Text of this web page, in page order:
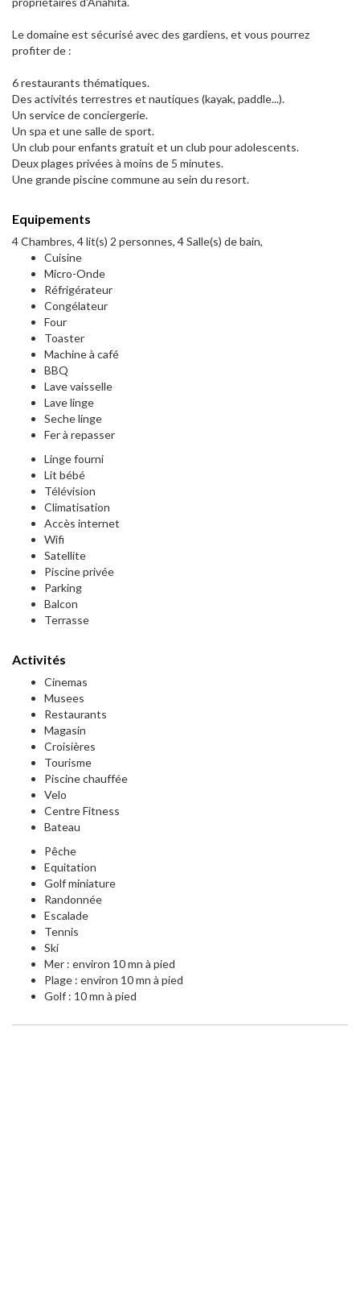
Le domaine est sécurisé avec des gardiens, et vous pourrez
profiter de :
6 restaurants thématiques.
Des activités terrestres et nautiques (kayak, paddle...).
Un service de conciergerie.
Un spa et une salle de sport.
Un club pour enfants gratuit et un club pour adolescents.
Deux plages privées à moins de 5 minutes.
Une grande piscine commune au sein du resort.
Equipements
4 Chambres, 4 lit(s) 2 personnes, 4 Salle(s) de bain,
Cuisine
Micro-Onde
Réfrigérateur
Congélateur
Four
Toaster
Machine à café
BBQ
Lave vaisselle
Lave linge
Seche linge
Fer à repasser
Linge fourni
Lit bébé
Télévision
Climatisation
Accès internet
Wifi
Satellite
Piscine privée
Parking
Balcon
Terrasse
Activités
Cinemas
Musees
Restaurants
Magasin
Croisières
Tourisme
Piscine chauffée
Velo
Centre Fitness
Bateau
Pêche
Equitation
Golf miniature
Randonnée
Escalade
Tennis
Ski
Mer : environ 10 mn à pied
Plage : environ 10 mn à pied
Golf : 10 mn à pied